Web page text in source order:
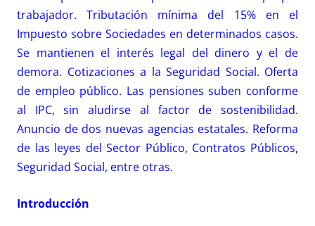
trabajador. Tributación mínima del 15% en el
Impuesto sobre Sociedades en determinados casos.
Se mantienen el interés legal del dinero y el de
demora. Cotizaciones a la Seguridad Social. Oferta
de empleo público. Las pensiones suben conforme
al IPC, sin aludirse al factor de sostenibilidad.
Anuncio de dos nuevas agencias estatales. Reforma
de las leyes del Sector Público, Contratos Públicos,
Seguridad Social, entre otras.
Introducción